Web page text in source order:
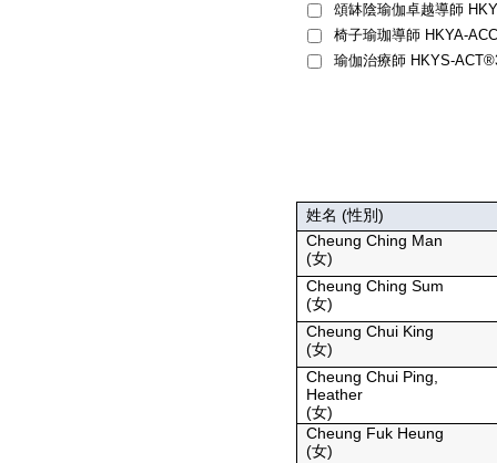
頌缽陰瑜伽卓越導師
椅子瑜珈導師 HKYA-
瑜伽治療師 HKYS-
姓名 (性別)
Cheung Ching Man
(女)
Cheung Ching Sum
(女)
Cheung Chui King
(女)
Cheung Chui Ping,
Heather
(女)
Cheung Fuk Heung
(女)